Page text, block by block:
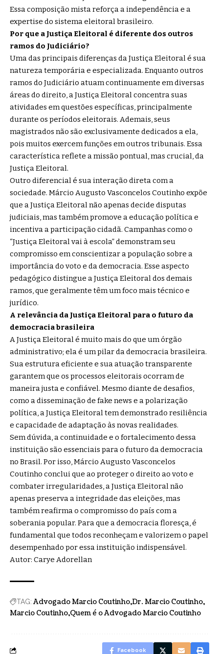
Essa composição mista reforça a independência e a
expertise do sistema eleitoral brasileiro.
Por que a Justiça Eleitoral é diferente dos outros
ramos do Judiciário?
Uma das principais diferenças da Justiça Eleitoral é sua
natureza temporária e especializada. Enquanto outros
ramos do Judiciário atuam continuamente em diversas
áreas do direito, a Justiça Eleitoral concentra suas
atividades em questões específicas, principalmente
durante os períodos eleitorais. Ademais, seus
magistrados não são exclusivamente dedicados a ela,
pois muitos exercem funções em outros tribunais. Essa
característica reflete a missão pontual, mas crucial, da
Justiça Eleitoral.
Outro diferencial é sua interação direta com a
sociedade. Márcio Augusto Vasconcelos Coutinho expõe
que a Justiça Eleitoral não apenas decide disputas
judiciais, mas também promove a educação política e
incentiva a participação cidadã. Campanhas como o
“Justiça Eleitoral vai à escola” demonstram seu
compromisso em conscientizar a população sobre a
importância do voto e da democracia. Esse aspecto
pedagógico distingue a Justiça Eleitoral dos demais
ramos, que geralmente têm um foco mais técnico e
jurídico.
A relevância da Justiça Eleitoral para o futuro da
democracia brasileira
A Justiça Eleitoral é muito mais do que um órgão
administrativo; ela é um pilar da democracia brasileira.
Sua estrutura eficiente e sua atuação transparente
garantem que os processos eleitorais ocorram de
maneira justa e confiável. Mesmo diante de desafios,
como a disseminação de fake news e a polarização
política, a Justiça Eleitoral tem demonstrado resiliência
e capacidade de adaptação às novas realidades.
Sem dúvida, a continuidade e o fortalecimento dessa
instituição são essenciais para o futuro da democracia
no Brasil. Por isso, Márcio Augusto Vasconcelos
Coutinho conclui que ao proteger o direito ao voto e
combater irregularidades, a Justiça Eleitoral não
apenas preserva a integridade das eleições, mas
também reafirma o compromisso do país com a
soberania popular. Para que a democracia floresça, é
fundamental que todos reconheçam e valorizem o papel
desempenhado por essa instituição indispensável.
Autor: Carye Adorellan
TAG: Advogado Marcio Coutinho Dr. Marcio Coutinho
Marcio Coutinho Quem é o Advogado Marcio Coutinho
Facebook